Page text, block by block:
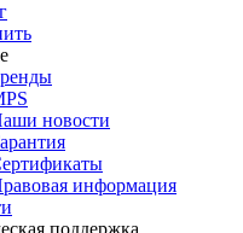
новости
информация
поддержка